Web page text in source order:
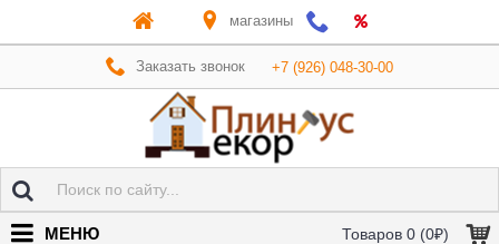
магазины
Заказать звонок +7 (926) 048-30-00
Товаров 0 (0₽)
МЕНЮ